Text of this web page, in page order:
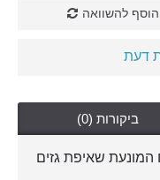
הוסף להשוואה
דעת
ביקורות (0)
פחם המונעת שאיפת גזים